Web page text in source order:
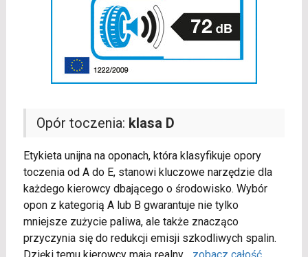
Opór toczenia: klasa D
Etykieta unijna na oponach, która klasyfikuje opory
toczenia od A do E, stanowi kluczowe narzędzie dla
każdego kierowcy dbającego o środowisko. Wybór
opon z kategorią A lub B gwarantuje nie tylko
mniejsze zużycie paliwa, ale także znacząco
przyczynia się do redukcji emisji szkodliwych spalin.